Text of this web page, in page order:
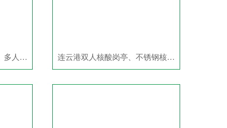
昆山移动式单人核酸岗亭、多人防疫岗亭定做 连云港双人核酸岗亭、不锈钢核酸室厂家价格